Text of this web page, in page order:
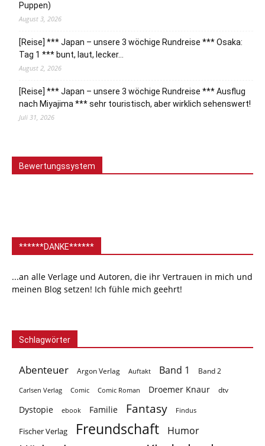
Puppen)
August 3, 2026
[Reise] *** Japan – unsere 3 wöchige Rundreise *** Osaka:
Tag 1 *** bunt, laut, lecker…
August 2, 2026
[Reise] *** Japan – unsere 3 wöchige Rundreise *** Ausflug
nach Miyajima *** sehr touristisch, aber wirklich sehenswert!
Juli 31, 2026
Bewertungssystem
******DANKE******
...an alle Verlage und Autoren, die ihr Vertrauen in mich und
meinen Blog setzen! Ich fühle mich geehrt!
Schlagwörter
Abenteuer Argon Verlag Auftakt Band 1 Band 2
Carlsen Verlag Comic Comic Roman Droemer Knaur dtv
Dystopie ebook Familie Fantasy Findus
Fischer Verlag Freundschaft Humor